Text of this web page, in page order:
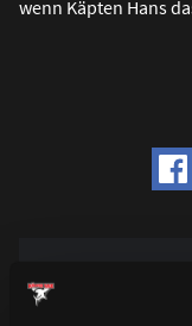
wenn Käpten Hans